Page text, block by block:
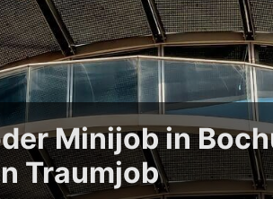
Minijob in
Traumjob